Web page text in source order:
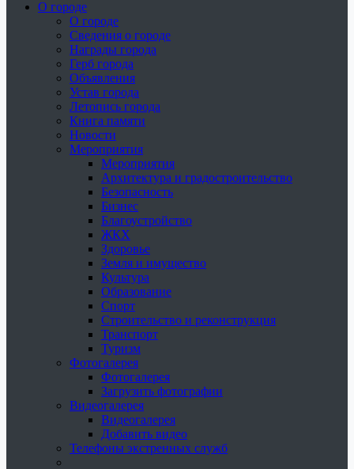
О городе
О городе
Сведения о городе
Награды города
Герб города
Объявления
Устав города
Летопись города
Книга памяти
Новости
Мероприятия
Мероприятия
Архитектура и градостроительство
Безопасность
Бизнес
Благоустройство
ЖКХ
Здоровье
Земля и имущество
Культура
Образование
Спорт
Строительство и реконструкция
Транспорт
Туризм
Фотогалерея
Фотогалерея
Загрузить фотографии
Видеогалерея
Видеогалерея
Добавить видео
Телефоны экстренных служб